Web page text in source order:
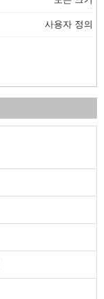
사용자 정의